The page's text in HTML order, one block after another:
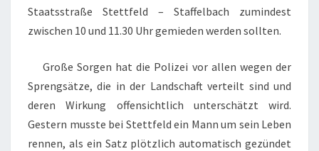
Staatsstraße Stettfeld – Staffelbach zumindest
zwischen 10 und 11.30 Uhr gemieden werden sollten.
Große Sorgen hat die Polizei vor allen wegen der
Sprengsätze, die in der Landschaft verteilt sind und
deren Wirkung offensichtlich unterschätzt wird.
Gestern musste bei Stettfeld ein Mann um sein Leben
rennen, als ein Satz plötzlich automatisch gezündet